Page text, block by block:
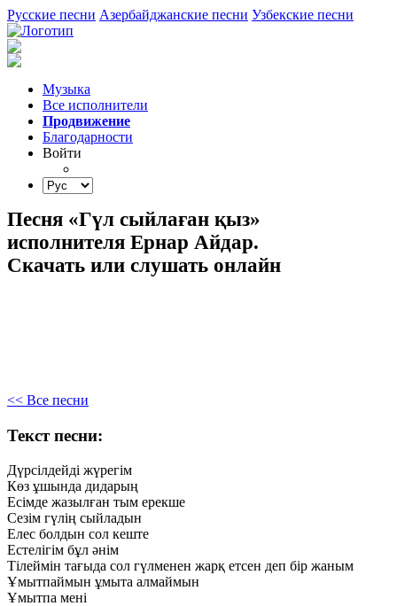
Русские песни Азербайджанские песни Узбекские песни
Музыка
Все исполнители
Продвижение
Благодарности
Войти
Песня «Гүл сыйлаған қыз»
исполнителя Ернар Айдар.
Скачать или слушать онлайн
<< Все песни
Текст песни:
Дүрсілдейді жүрегім
Көз ұшында дидарың
Есімде жазылған тым ерекше
Сезім гүлің сыйладын
Елес болдын сол кеште
Естелігім бұл әнім
Тілеймін тағыда сол гүлменен жарқ етсен деп бір жаным
Ұмытпаймын ұмыта алмаймын
Ұмытпа мені